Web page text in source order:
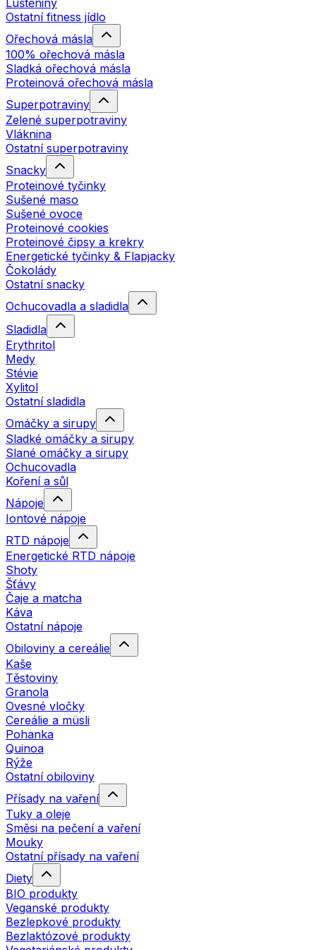
Luštěniny
Ostatní fitness jídlo
Ořechová másla
100% ořechová másla
Sladká ořechová másla
Proteinová ořechová másla
Superpotraviny
Zelené superpotraviny
Vláknina
Ostatní superpotraviny
Snacky
Proteinové tyčinky
Sušené maso
Sušené ovoce
Proteinové cookies
Proteinové čipsy a krekry
Energetické tyčinky & Flapjacky
Čokolády
Ostatní snacky
Ochucovadla a sladidla
Sladidla
Erythritol
Medy
Stévie
Xylitol
Ostatní sladidla
Omáčky a sirupy
Sladké omáčky a sirupy
Slané omáčky a sirupy
Ochucovadla
Koření a sůl
Nápoje
Iontové nápoje
RTD nápoje
Energetické RTD nápoje
Shoty
Šťávy
Čaje a matcha
Káva
Ostatní nápoje
Obiloviny a cereálie
Kaše
Těstoviny
Granola
Ovesné vločky
Cereálie a müsli
Pohanka
Quinoa
Rýže
Ostatní obiloviny
Přísady na vaření
Tuky a oleje
Směsi na pečení a vaření
Mouky
Ostatní přísady na vaření
Diety
BIO produkty
Veganské produkty
Bezlepkové produkty
Bezlaktózové produkty